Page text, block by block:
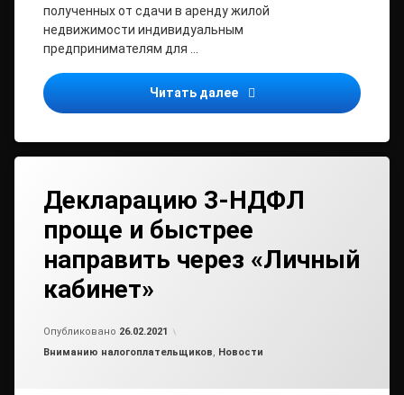
полученных от сдачи в аренду жилой
недвижимости индивидуальным
предпринимателям для …
Читать далее Об особенностях
Декларацию 3-НДФЛ
проще и быстрее
направить через «Личный
кабинет»
Опубликовано 26.02.2021
Рубрики:
Вниманию налогоплательщиков, Новости